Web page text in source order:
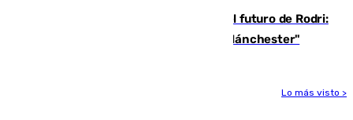
Maresca evita pronunciarse sobre el futuro de Rodri:
"Por el momento, el viernes estará en Mánchester"
Lo más visto >